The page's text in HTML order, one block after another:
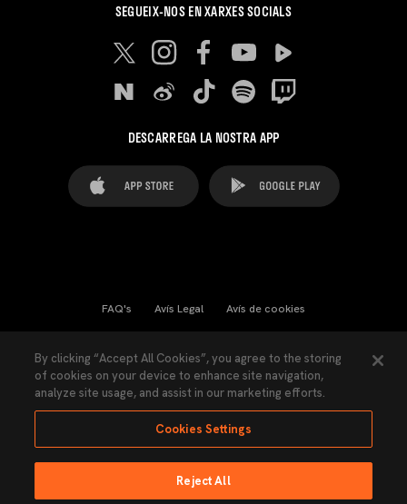
SEGUEIX-NOS EN XARXES SOCIALS
DESCARREGA LA NOSTRA APP
FAQ's Avís Legal Avís de cookies
Llei de Transparència Política de Privacitat
Accessibilitat
Ninguna parte de esta página puede ser reproducida sin el permiso del Valencia
By clicking “Accept All Cookies”, you agree to the storing
of cookies on your device to enhance site navigation,
analyze site usage, and assist in our marketing efforts.
Cookies Settings
Reject All